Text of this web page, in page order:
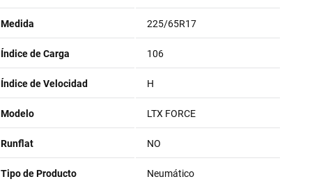
Medida 225/65R17
Índice de Carga 106
Índice de Velocidad H
Modelo LTX FORCE
Runflat NO
Tipo de Producto Neumático